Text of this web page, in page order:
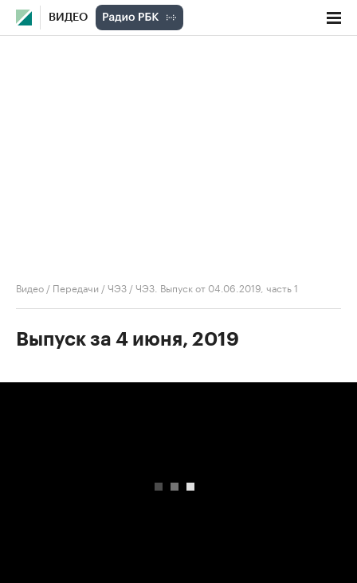
ВИДЕО
Видео / Передачи /ЧЭЗ /ЧЭЗ. Выпуск от 04.06.2019, часть 1
Выпуск за 4 июня, 2019